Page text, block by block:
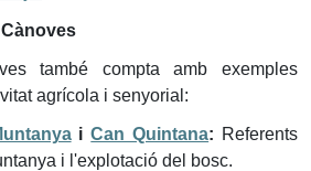
també compta amb exemples
agrícola i senyorial:
iCan Quintana: Referents
i l'explotació del bosc.